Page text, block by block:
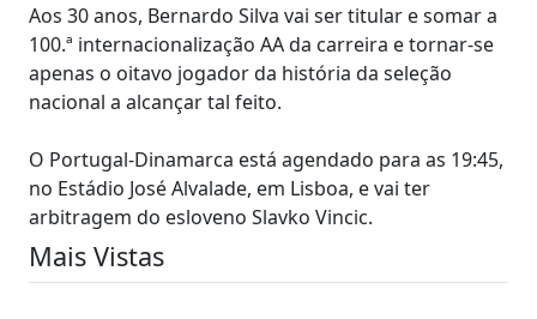
Aos 30 anos, Bernardo Silva vai ser titular e somar a
100.ª internacionalização AA da carreira e tornar-se
apenas o oitavo jogador da história da seleção
nacional a alcançar tal feito.
O Portugal-Dinamarca está agendado para as 19:45,
no Estádio José Alvalade, em Lisboa, e vai ter
arbitragem do esloveno Slavko Vincic.
Mais Vistas